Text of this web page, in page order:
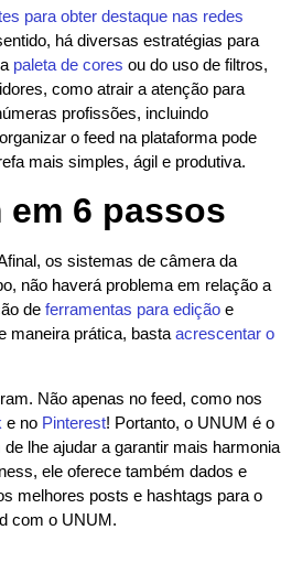
para obter destaque nas redes
há diversas estratégias para
paleta de cores ou do uso de filtros,
como atrair a atenção para
profissões, incluindo
o feed na plataforma pode
mais simples, ágil e produtiva.
6 passos
os sistemas de câmera da
não haverá problema em relação a
de ferramentas para edição e
maneira prática, basta acrescentar o
Não apenas no feed, como nos
e no Pinterest! Portanto, o UNUM é o
lhe ajudar a garantir mais harmonia
ele oferece também dados e
melhores posts e hashtags para o
com o UNUM.